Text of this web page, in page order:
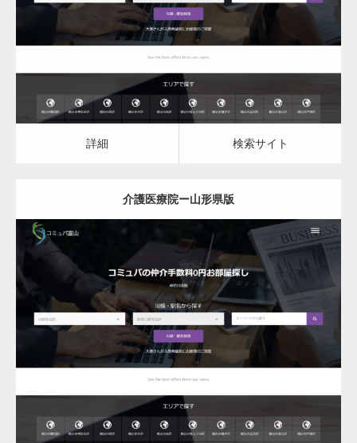
詳細 検索サイト
詳細 検索サイト
介護医療院ー山形県版
更新日： 2023.03.09
介護医療院
詳細 検索サイト
変幻自在、あらゆる業種に対応可能な新しい
一般社団法人高齢者支援協会がコミュパ.com
のホームページを…
通常投稿
Hello world!